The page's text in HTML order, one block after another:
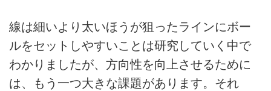
線は細いより太いほうが狙ったラインにボー
ルをセットしやすいことは研究していく中で
わかりましたが、方向性を向上させるために
は、もう一つ大きな課題があります。それ